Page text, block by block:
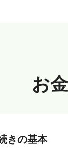
お
きの基本